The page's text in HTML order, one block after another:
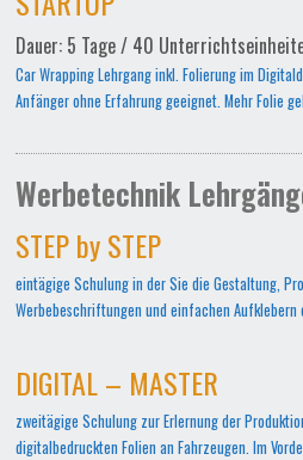
Dauer: 5 Tage / 40
Car Wrapping Lehrgang inkl. Folierung im
Anfänger ohne Erfahrung geeignet. Mehr Folie
Werbetechnik
STEP by STEP
eintägige Schulung in der Sie die Gestaltung,
Werbebeschriftungen und einfachen Aufklebern
DIGITAL – MASTER
zweitägige Schulung zur Erlernung der
digitalbedruckten Folien an Fahrzeugen. Im